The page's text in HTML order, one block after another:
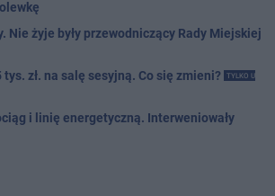
Nie żyje były przewodniczący Rady Miejskiej
zł. na salę sesyjną. Co się zmieni?
TYLKO U
i linię energetyczną. Interweniowały